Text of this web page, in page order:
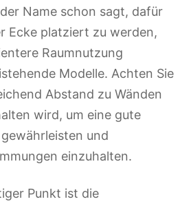
Name schon sagt, dafür
Ecke platziert zu werden,
Raumnutzung
Modelle. Achten Sie
Abstand zu Wänden
wird, um eine gute
und
einzuhalten.
Punkt ist die